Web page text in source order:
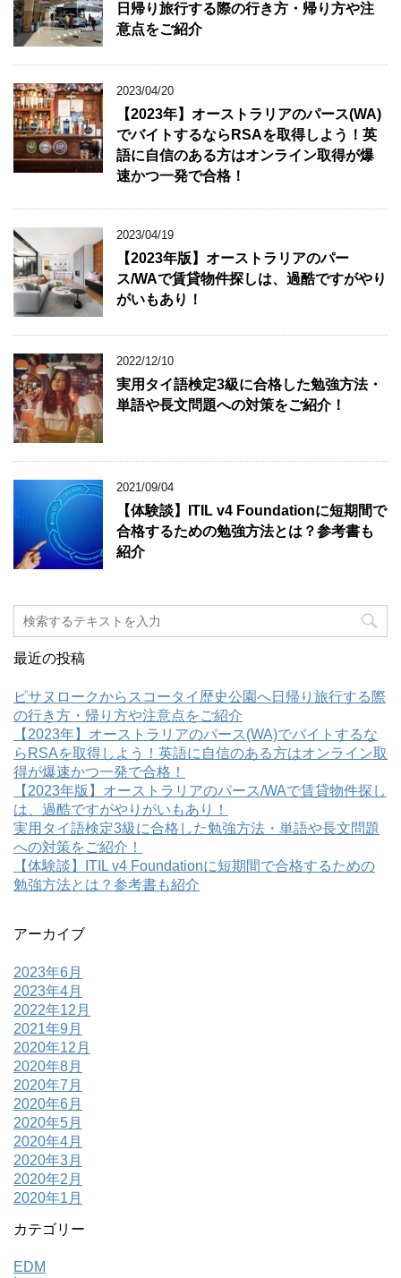
日帰り旅行する際の行き方・帰り方や注
意点をご紹介
2023/04/20
【2023年】オーストラリアのパース(WA)
でバイトするならRSAを取得しよう！英
語に自信のある方はオンライン取得が爆
速かつ一発で合格！
2023/04/19
【2023年版】オーストラリアのパー
ス/WAで賃貸物件探しは、過酷ですがやり
がいもあり！
2022/12/10
実用タイ語検定3級に合格した勉強方法・
単語や長文問題への対策をご紹介！
2021/09/04
【体験談】ITIL v4 Foundationに短期間で
合格するための勉強方法とは？参考書も
紹介
最近の投稿
ピサヌロークからスコータイ歴史公園へ日帰り旅行する際
の行き方・帰り方や注意点をご紹介
【2023年】オーストラリアのパース(WA)でバイトするな
らRSAを取得しよう！英語に自信のある方はオンライン取
得が爆速かつ一発で合格！
【2023年版】オーストラリアのパース/WAで賃貸物件探し
は、過酷ですがやりがいもあり！
実用タイ語検定3級に合格した勉強方法・単語や長文問題
への対策をご紹介！
【体験談】ITIL v4 Foundationに短期間で合格するための
勉強方法とは？参考書も紹介
アーカイブ
2023年6月
2023年4月
2022年12月
2021年9月
2020年12月
2020年8月
2020年7月
2020年6月
2020年5月
2020年4月
2020年3月
2020年2月
2020年1月
カテゴリー
EDM